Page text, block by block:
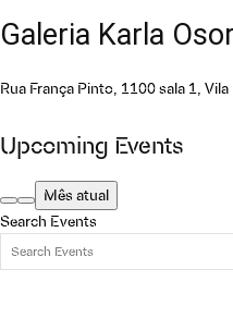
Galeria Karla
Rua França Pinto, 1100 sala 1,
Upcoming Events
Mês atual
Search Events